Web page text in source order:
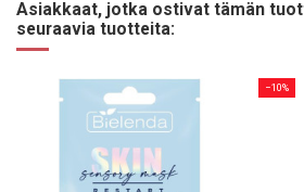
Asiakkaat, jotka ostivat tämän
seuraavia tuotteita:
−10%